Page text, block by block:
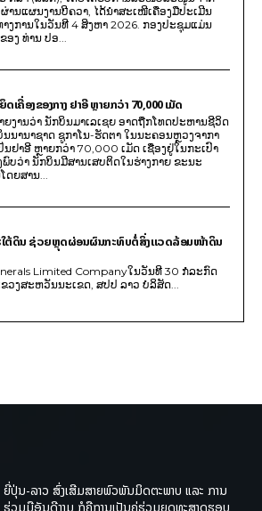
ານແຜນງານບີຄວາ, ໄດ້ນຳສະເໜີເຄື່ອງມືປະເມີນ
າງການໃນວັນທີ 4 ສິງຫາ 2026. ກອງປະຊຸມແມ່ນ
ອງ ທ່ານ ປອ...
ເຄື່ອງຂອງກາງ ຢາອີ ຫຼາຍກວ່າ 70,000 ເມັດ
ຍງານວ່າ ນັກບິນມາເລເຊຍ ອາດຖືກໂທດປະຫານຊີວິດ
ານາຊາດ ຊູກາໂນ-ຮັດຕາ ໃນນະຄອນຫຼວງຈາກາ
ນຢາອີ ຫຼາຍກວ່າ 70,000 ເມັດ ເຊື່ອງຢູ່ໃນກະເປົາ
ບວ່າ ນັກບິນມີສານເສບຕິດໃນຮ່າງກາຍ ຂະນະ
ດຍສານ...
ໃຕ້ດິນ ຊ່ວຍຫຼຸດຜ່ອນຜົນກະທົບຕໍ່ສິ່ງແວດລ້ອມໜ້າດິນ
Limited Companyໃນວັນທີ 30 ກໍລະກົດ
ວງສະຫວັນນະເຂດ, ສປປ ລາວ ບໍລິສັດ...
ຍີ່ປຸ່ນ-ລາວ ສົ່ງເສີມສາຍພົວພັນມິດຕະພາບ ແລະ ການ
ຮ່ວມມືອັນດີງາມ ກໍຄືການເປັນຄູ່ຮ່ວມຍຸດທະສາດຮອບ